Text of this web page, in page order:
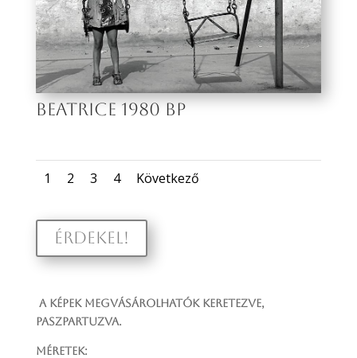
BEATRICE 1980 BP
1 2 3 4 Következő
ÉRDEKEL!
A képek megvásárolhatók keretezve,
paszpartuzva.
Méretek: